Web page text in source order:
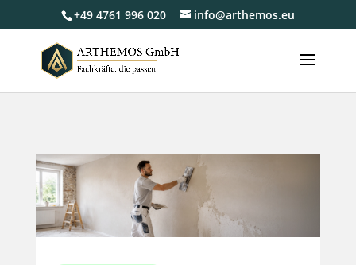
+49 4761 996 020 info@arthemos.eu